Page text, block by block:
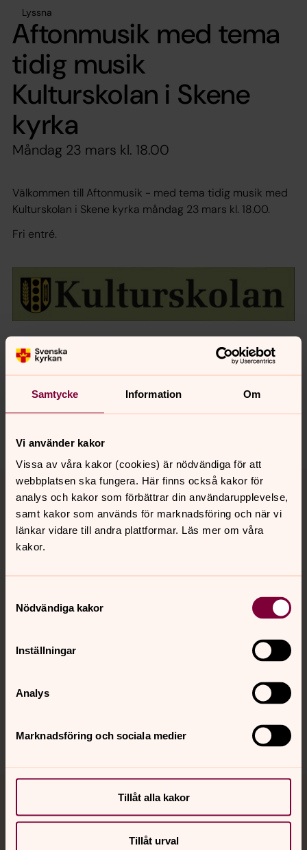
Samtycke Information Om
Vi använder kakor
Vissa av våra kakor (cookies) är nödvändiga för att
webbplatsen ska fungera. Här finns också kakor för
analys och kakor som förbättrar din användarupplevelse,
samt kakor som används för marknadsföring och när vi
länkar vidare till andra plattformar. Läs mer om våra
kakor.
Nödvändiga kakor
Inställningar
Analys
Marknadsföring och sociala medier
Tillåt alla kakor
Tillåt urval
Lyssna
Aftonmusik med tema
tidig musik
Kulturskolan i Skene
kyrka
Måndag 23 mars kl. 18.00
Välkommen till Aftonmusik - med tema tidig musik med
Kulturskolan i Skene kyrka måndag 23 mars kl. 18.00.
Fri entré.
Senast ändrad 17 mars 2026
Synpunkter eller frågor på sidans
Tillbaka till toppen
Tillbaka till innehållet
Kontakt
Hitta snabbt
Sociala kanaler
Jourhavande präst
Akut samtals- och krisstöd. Prata eller chatta anonymt